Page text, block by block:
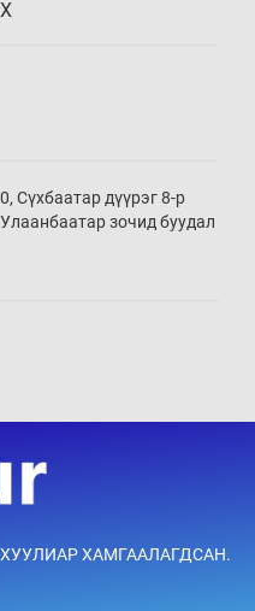
тогтоох нь
хүртэв
Сүхбаатар дүүрэг 8-р
зочид буудал
ХУУЛИАР ХАМГААЛАГДСАН.